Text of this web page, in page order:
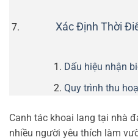
Xác Định Thời
Dấu hiệu nhận
Quy trình thu
Canh tác khoai lang tại nhà
nhiều người yêu thích làm